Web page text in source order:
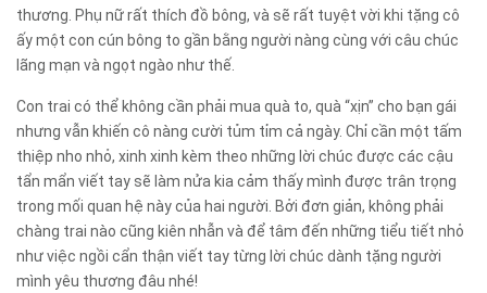
thương. Phụ nữ rất thích đồ bông, và sẽ rất tuyệt vời khi tặng cô
ấy một con cún bông to gần bằng người nàng cùng với câu chúc
lãng mạn và ngọt ngào như thế.
Con trai có thể không cần phải mua quà to, quà “xịn” cho bạn gái
nhưng vẫn khiến cô nàng cười tủm tỉm cả ngày. Chỉ cần một tấm
thiệp nho nhỏ, xinh xinh kèm theo những lời chúc được các cậu
tẩn mẩn viết tay sẽ làm nửa kia cảm thấy mình được trân trọng
trong mối quan hệ này của hai người. Bởi đơn giản, không phải
chàng trai nào cũng kiên nhẫn và để tâm đến những tiểu tiết nhỏ
như việc ngồi cẩn thận viết tay từng lời chúc dành tặng người
mình yêu thương đâu nhé!